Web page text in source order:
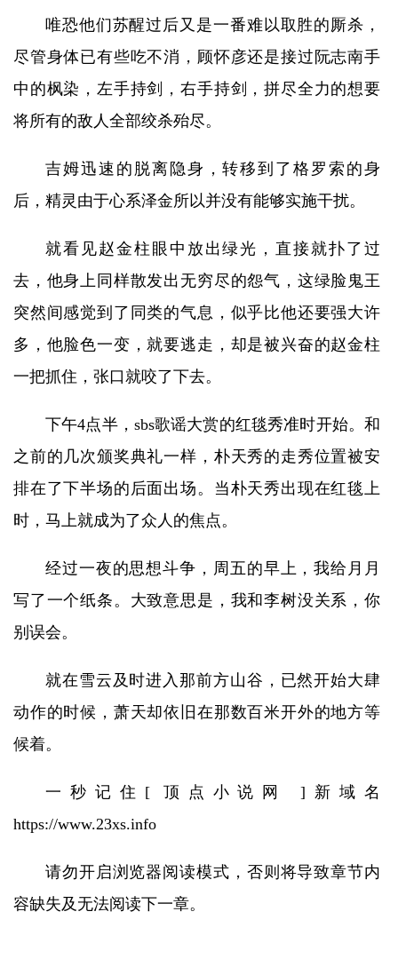
唯恐他们苏醒过后又是一番难以取胜的厮杀，
尽管身体已有些吃不消，顾怀彦还是接过阮志南手
中的枫染，左手持剑，右手持剑，拼尽全力的想要
将所有的敌人全部绞杀殆尽。
吉姆迅速的脱离隐身，转移到了格罗索的身
后，精灵由于心系泽金所以并没有能够实施干扰。
就看见赵金柱眼中放出绿光，直接就扑了过
去，他身上同样散发出无穷尽的怨气，这绿脸鬼王
突然间感觉到了同类的气息，似乎比他还要强大许
多，他脸色一变，就要逃走，却是被兴奋的赵金柱
一把抓住，张口就咬了下去。
下午4点半，sbs歌谣大赏的红毯秀准时开始。和
之前的几次颁奖典礼一样，朴天秀的走秀位置被安
排在了下半场的后面出场。当朴天秀出现在红毯上
时，马上就成为了众人的焦点。
经过一夜的思想斗争，周五的早上，我给月月
写了一个纸条。大致意思是，我和李树没关系，你
别误会。
就在雪云及时进入那前方山谷，已然开始大肆
动作的时候，萧天却依旧在那数百米开外的地方等
候着。
一秒记住[ 顶点小说网 ]新域名
https://www.23xs.info
请勿开启浏览器阅读模式，否则将导致章节内
容缺失及无法阅读下一章。